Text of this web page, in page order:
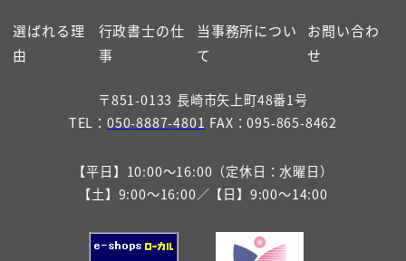
選ばれる理
由
行政書士の仕
事
当事務所につい
て
お問い合わ
せ
〒851-0133 長崎市矢上町48番1号
TEL：050-8887-4801 FAX：095-865-8462
【平日】10:00～16:00（定休日：水曜日）
【土】9:00～16:00／【日】9:00～14:00